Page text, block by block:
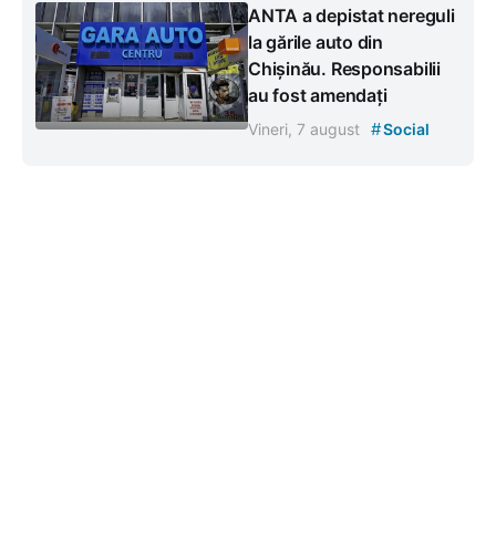
ANTA a depistat nereguli
la gările auto din
Chișinău. Responsabilii
au fost amendați
Vineri, 7 august #Social